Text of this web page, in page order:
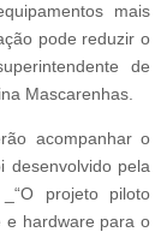
mais
pode reduzir o
de
Mascarenhas.
acompanhar o
desenvolvido pela
projeto piloto
e hardware para o